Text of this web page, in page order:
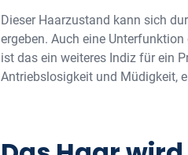
Dieser Haarzustand kann sich
ergeben. Auch eine
ist das ein weiteres Indiz für ein
Antriebslosigkeit und Müdigkeit,